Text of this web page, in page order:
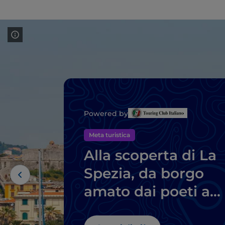
Powered by
Meta turistica
Alla scoperta di La
Spezia, da borgo
amato dai poeti a